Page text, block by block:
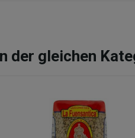
der gleichen